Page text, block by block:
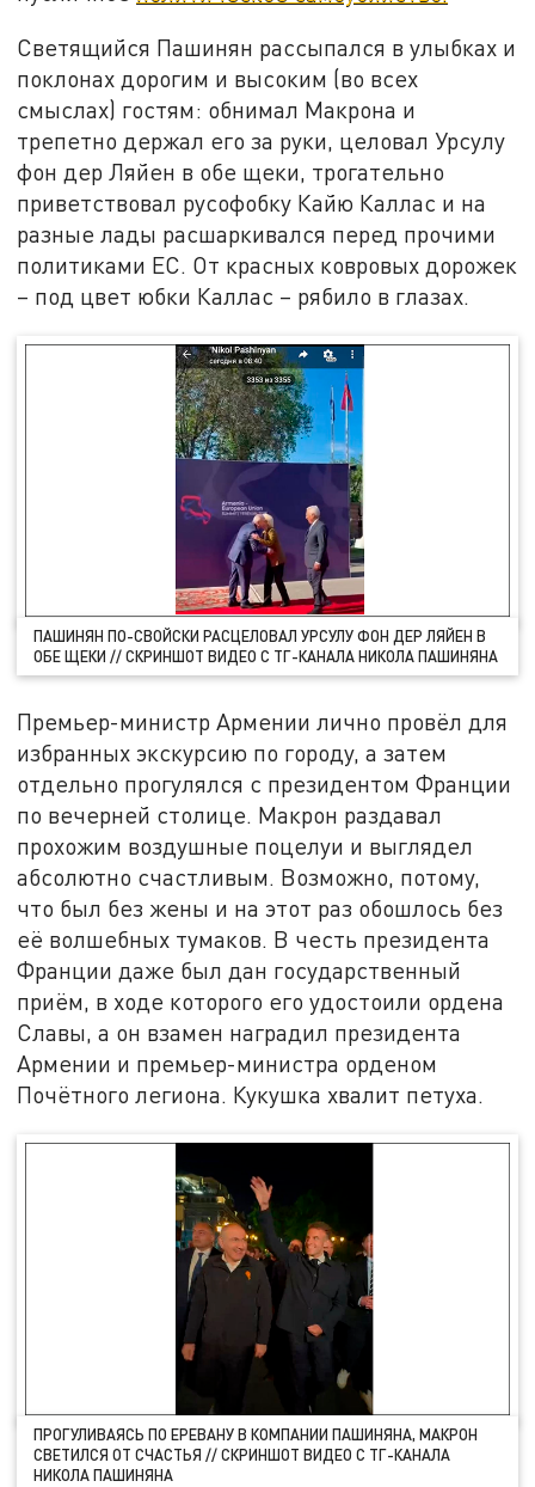
Светящийся Пашинян рассыпался в улыбках и
поклонах дорогим и высоким (во всех
смыслах) гостям: обнимал Макрона и
трепетно держал его за руки, целовал Урсулу
фон дер Ляйен в обе щеки, трогательно
приветствовал русофобку Кайю Каллас и на
разные лады расшаркивался перед прочими
политиками ЕС. От красных ковровых дорожек
– под цвет юбки Каллас – рябило в глазах.
ПАШИНЯН ПО-СВОЙСКИ РАСЦЕЛОВАЛ УРСУЛУ ФОН ДЕР ЛЯЙЕН В
ОБЕ ЩЕКИ // СКРИНШОТ ВИДЕО С ТГ-КАНАЛА НИКОЛА ПАШИНЯНА
Премьер-министр Армении лично провёл для
избранных экскурсию по городу, а затем
отдельно прогулялся с президентом Франции
по вечерней столице. Макрон раздавал
прохожим воздушные поцелуи и выглядел
абсолютно счастливым. Возможно, потому,
что был без жены и на этот раз обошлось без
её волшебных тумаков. В честь президента
Франции даже был дан государственный
приём, в ходе которого его удостоили ордена
Славы, а он взамен наградил президента
Армении и премьер-министра орденом
Почётного легиона. Кукушка хвалит петуха.
ПРОГУЛИВАЯСЬ ПО ЕРЕВАНУ В КОМПАНИИ ПАШИНЯНА, МАКРОН
СВЕТИЛСЯ ОТ СЧАСТЬЯ // СКРИНШОТ ВИДЕО С ТГ-КАНАЛА
НИКОЛА ПАШИНЯНА